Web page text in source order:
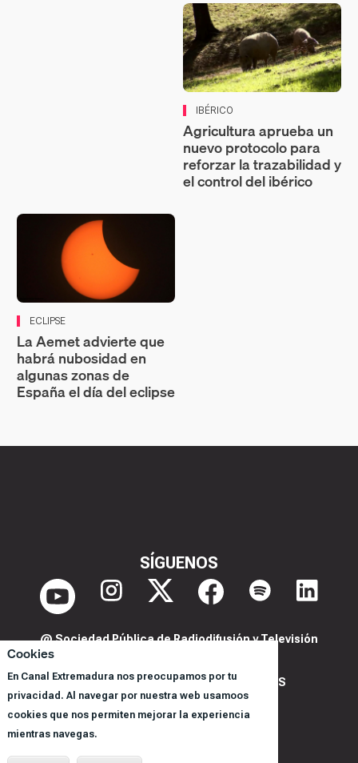
Cookies
En Canal Extremadura nos preocupamos por tu
privacidad. Al navegar por nuestra web usamoos
cookies que nos permiten mejorar la experiencia
mientras navegas.
IBÉRICO
Agricultura aprueba un
nuevo protocolo para
reforzar la trazabilidad y
el control del ibérico
ECLIPSE
La Aemet advierte que
habrá nubosidad en
algunas zonas de
España el día del eclipse
SÍGUENOS
@ Sociedad Pública de Radiodifusión y Televisión
POLITICA DE PRIVACIDAD Y COOKIES